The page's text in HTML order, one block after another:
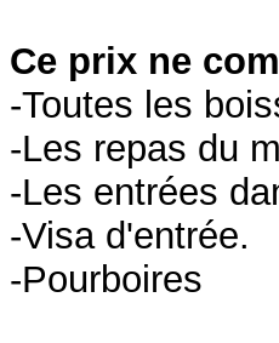
Ce prix ne
-Toutes les
-Les repas du
-Les entrées
-Visa d'entrée.
-Pourboires